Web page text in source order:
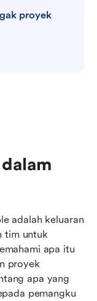
proyek
adalah keluaran
tim untuk
proyek
apa yang
pemangku